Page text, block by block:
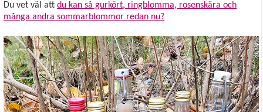
Du vet väl att du kan så gurkört, ringblomma, rosenskära och
många andra sommarblommor redan nu?